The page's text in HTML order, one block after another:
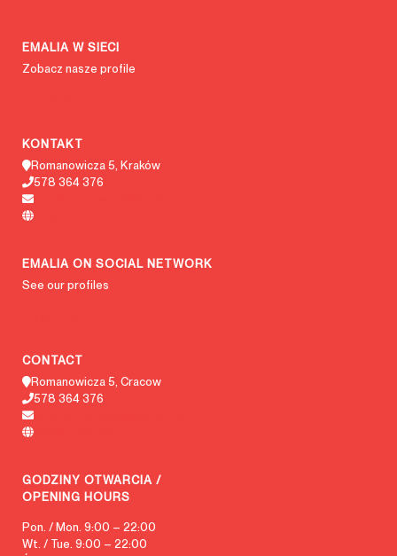
EMALIA W SIECI
Zobacz nasze profile
KONTAKT
Romanowicza 5, Kraków
578 364 376
EMALIA ON SOCIAL NETWORK
See our profiles
CONTACT
Romanowicza 5, Cracow
578 364 376
GODZINY OTWARCIA /
OPENING HOURS
Pon. / Mon. 9:00 – 22:00
Wt. / Tue. 9:00 – 22:00